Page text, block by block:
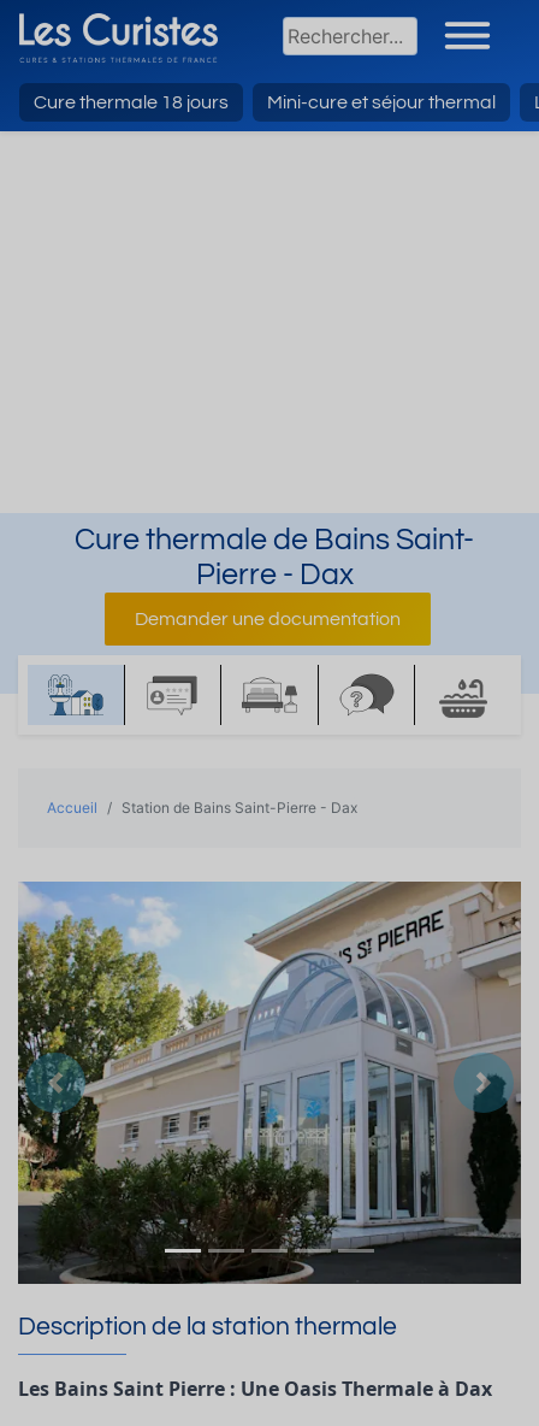
Cure thermale 18 jours Mini-cure et séjour thermal
Cure thermale de Bains Saint-
Pierre - Dax
Demander une documentation
Accueil Station de Bains Saint-Pierre - Dax
Précedent
Description de la station thermale
Les Bains Saint Pierre : Une Oasis Thermale à Dax